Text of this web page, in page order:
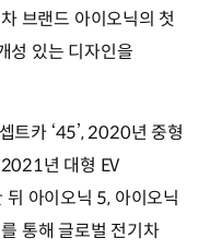
브랜드 아이오닉의 첫
성 있는 디자인을
트카 ‘45’, 2020년 중형
년 대형 EV
뒤 아이오닉 5, 아이오닉
통해 글로벌 전기차